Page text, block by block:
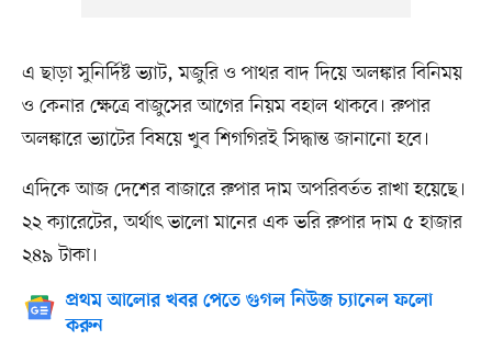
এ ছাড়া সুনির্দিষ্ট ভ্যাট, মজুরি ও পাথর বাদ দিয়ে অলঙ্কার বিনিময়
ও কেনার ক্ষেত্রে বাজুসের আগের নিয়ম বহাল থাকবে। রুপার
অলঙ্কারে ভ্যাটের বিষয়ে খুব শিগগিরই সিদ্ধান্ত জানানো হবে।
এদিকে আজ দেশের বাজারে রুপার দাম অপরিবর্তত রাখা হয়েছে।
২২ ক্যারেটের, অর্থাৎ ভালো মানের এক ভরি রুপার দাম ৫ হাজার
২৪৯ টাকা।
প্রথম আলোর খবর পেতে গুগল নিউজ চ্যানেল ফলো
করুন